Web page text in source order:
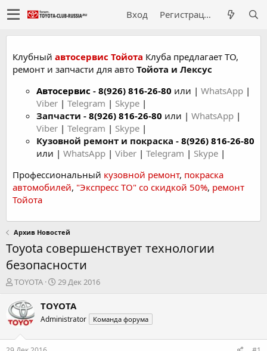
Вход Регистрация
Клубный автосервис Тойота Клуба предлагает ТО,
ремонт и запчасти для авто Тойота и Лексус
Автосервис - 8(926) 816-26-80 или | WhatsApp |
Viber | Telegram | Skype |
Запчасти - 8(926) 816-26-80 или | WhatsApp |
Viber | Telegram | Skype |
Кузовной ремонт и покраска - 8(926) 816-26-80
или | WhatsApp | Viber | Telegram | Skype |
Профессиональный кузовной ремонт, покраска
автомобилей, "Экспресс ТО" со скидкой 50%, ремонт
Тойота
Архив Новостей
Toyota совершенствует технологии
безопасности
А
т
о
р
TOYOTA
Д
т
н
29 Дек 2016
TOYOTA
Administrator Команда форума